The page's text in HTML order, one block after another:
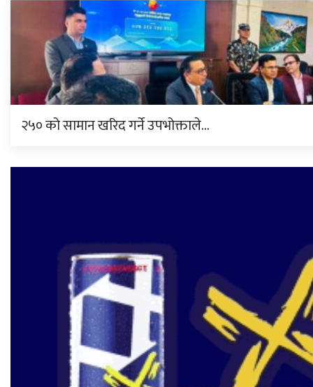
२५० को सामान खरिद गर्ने उपभोक्ताले…